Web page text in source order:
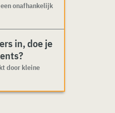
onafhankelijk
in, doe je
door kleine